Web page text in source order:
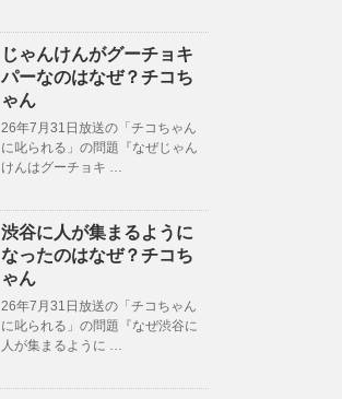
じゃんけんがグーチョキ
パーなのはなぜ？チコち
ゃん
26年7月31日放送の「チコちゃん
に叱られる」の問題『なぜじゃん
けんはグーチョキ …
渋谷に人が集まるように
なったのはなぜ？チコち
ゃん
26年7月31日放送の「チコちゃん
に叱られる」の問題『なぜ渋谷に
人が集まるように …